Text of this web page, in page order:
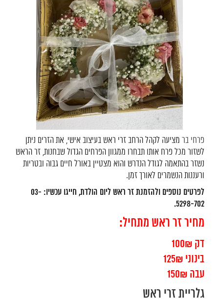
פרחי בר מציעה לקהל הרחב זרי ראש בעיצוב אישי, את הזרים ניתן
לשזור מכל פרח אותו תבחרו ממגוון הפרחים הגדול שבחנות, זר הראש
נשזר בהתאמה לגודל הנדרש והוא מצטיין באורל חיים גבוה ובטריות
ורעננות הנשמרים לאורך זמן.
לפרטים נוספים ולהזמנת זר ראש ליום הולדת, חייגו עכשיו: 03-
5298-702.
מחיר זר ראש מתחיל:
דק 100₪
בינוני 125₪
עבה 150₪
גלריית זרי ראש